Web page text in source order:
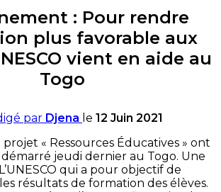
: Pour rendre
plus favorable aux
vient en aide au
Togo
par Djena le 12 Juin 2021
projet « Ressources Éducatives » ont
jeudi dernier au Togo. Une
qui a pour objectif de
résultats de formation des élèves.